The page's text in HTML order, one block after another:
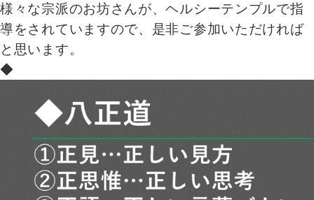
様々な宗派のお坊さんが、ヘルシーテンプルで指
導をされていますので、是非ご参加いただければ
と思います。
◆